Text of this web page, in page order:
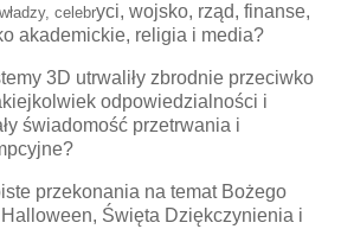
celebryci, wojsko, rząd, finanse,
akademickie, religia i media?
3D utrwaliły zbrodnie przeciwko
odpowiedzialności i
świadomość przetrwania i
przekonania na temat Bożego
Święta Dziękczynienia i